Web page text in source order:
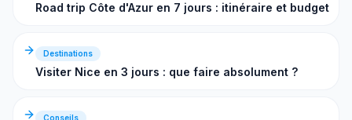
Road trip Côte d'Azur en 7 jours : itinéraire et budget
Destinations
Visiter Nice en 3 jours : que faire absolument ?
Conseils